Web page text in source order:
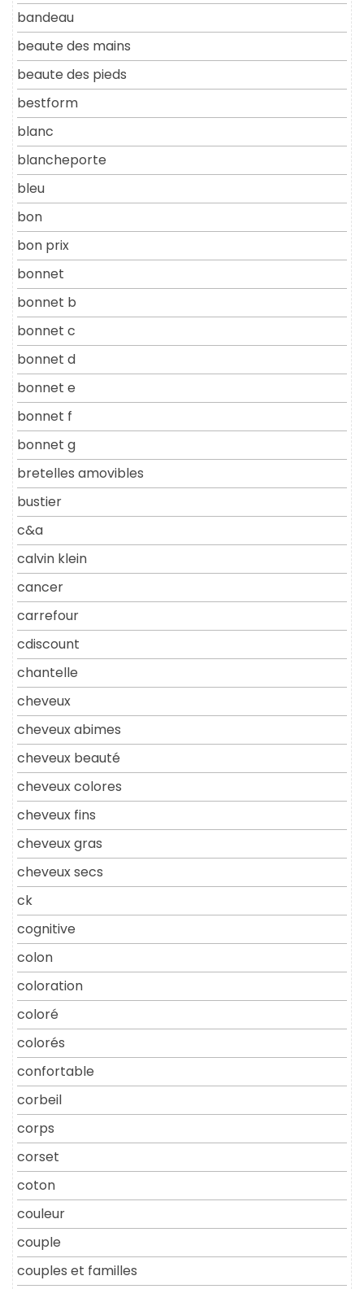
bandeau
beaute des mains
beaute des pieds
bestform
blanc
blancheporte
bleu
bon
bon prix
bonnet
bonnet b
bonnet c
bonnet d
bonnet e
bonnet f
bonnet g
bretelles amovibles
bustier
c&a
calvin klein
cancer
carrefour
cdiscount
chantelle
cheveux
cheveux abimes
cheveux beauté
cheveux colores
cheveux fins
cheveux gras
cheveux secs
ck
cognitive
colon
coloration
coloré
colorés
confortable
corbeil
corps
corset
coton
couleur
couple
couples et familles